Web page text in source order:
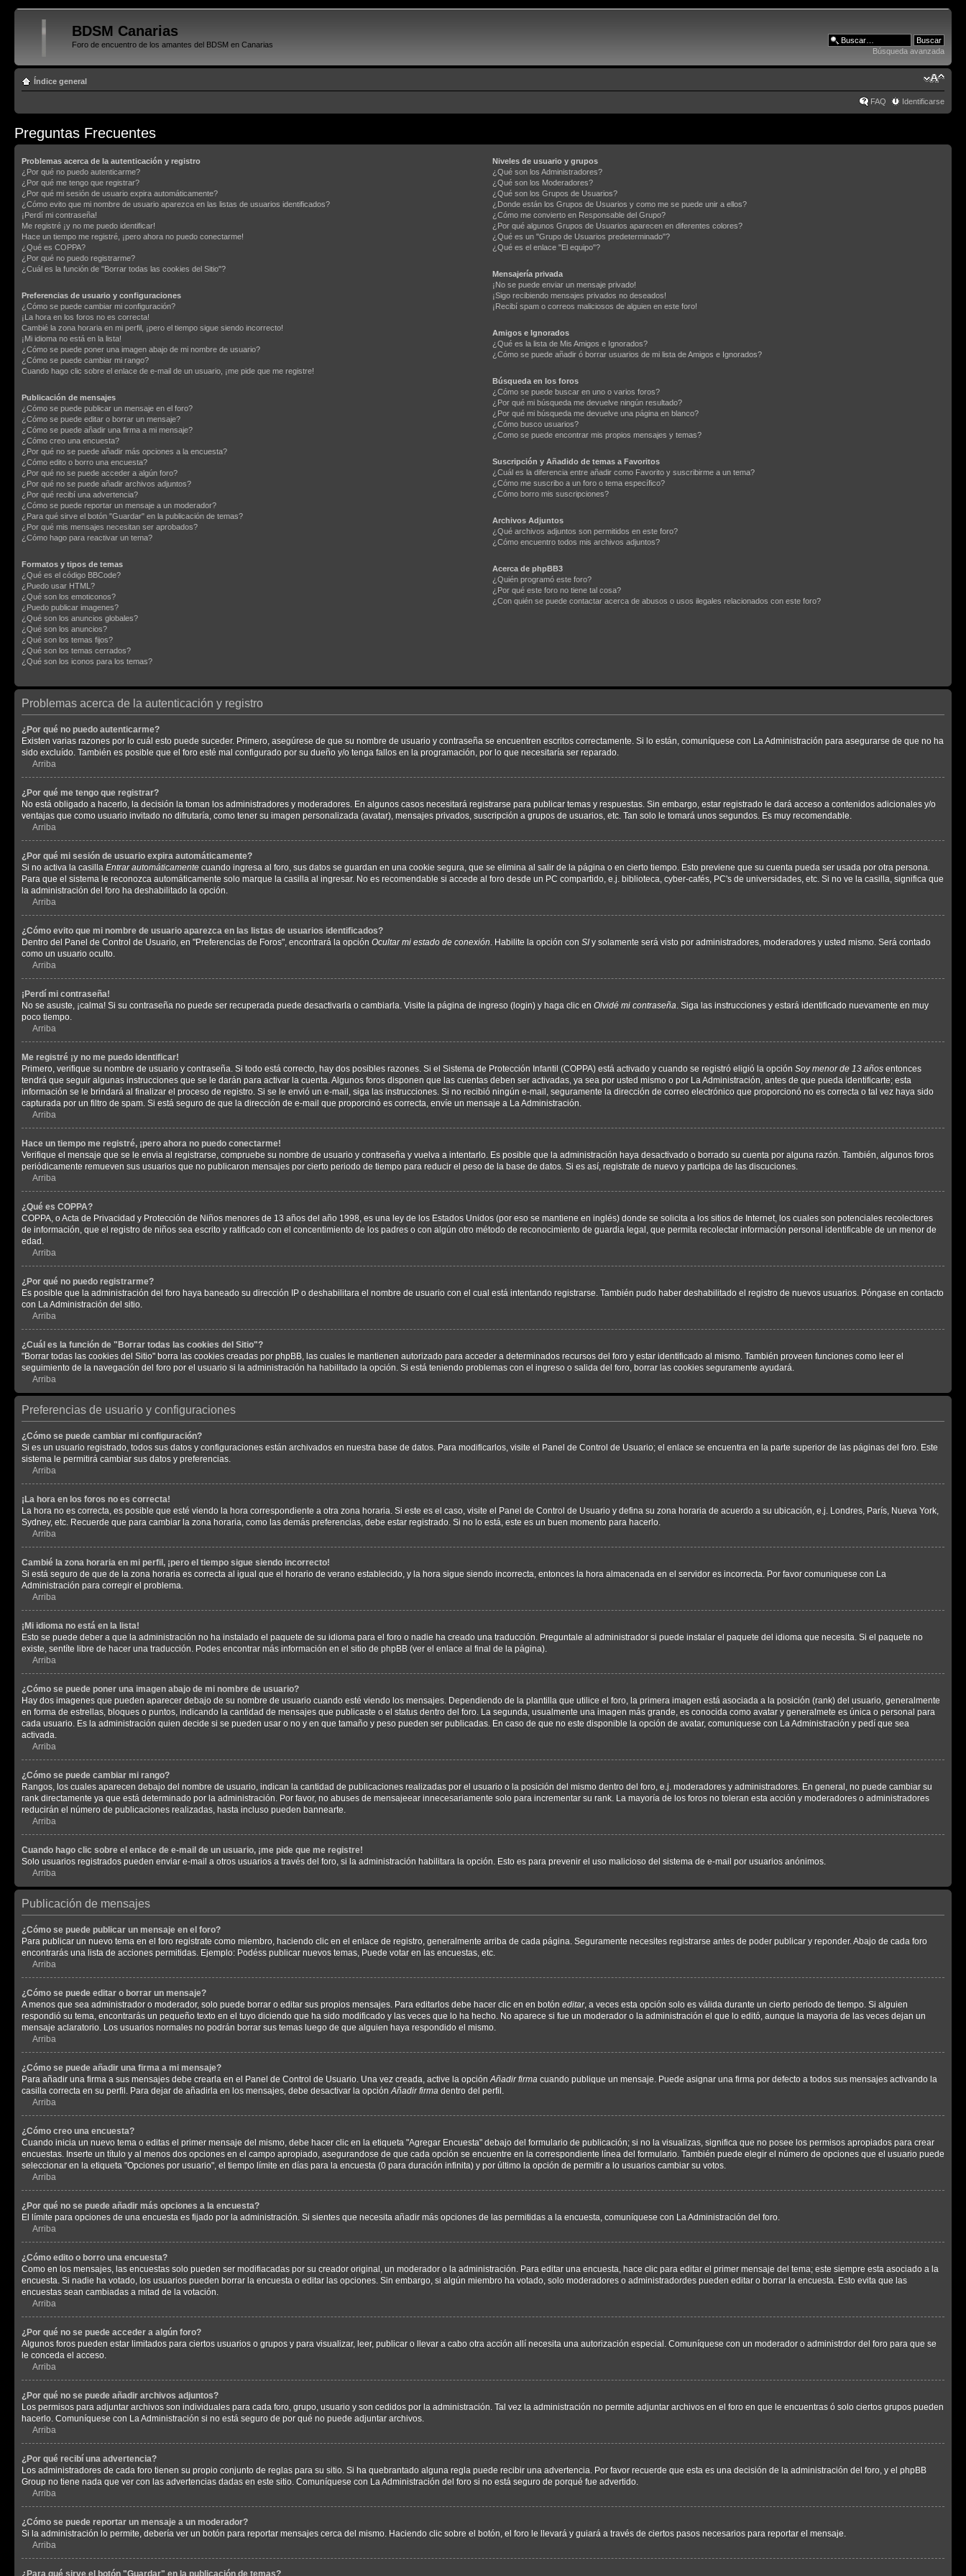
BDSM Canarias
Foro de encuentro de los amantes del BDSM en Canarias
Búsqueda avanzada
Índice general
FAQ Identificarse
Preguntas Frecuentes
Problemas acerca de la autenticación y registro
¿Por qué no puedo autenticarme?
¿Por qué me tengo que registrar?
¿Por qué mi sesión de usuario expira automáticamente?
¿Cómo evito que mi nombre de usuario aparezca en las listas de usuarios identificados?
¡Perdí mi contraseña!
Me registré ¡y no me puedo identificar!
Hace un tiempo me registré, ¡pero ahora no puedo conectarme!
¿Qué es COPPA?
¿Por qué no puedo registrarme?
¿Cuál es la función de "Borrar todas las cookies del Sitio"?
Preferencias de usuario y configuraciones
¿Cómo se puede cambiar mi configuración?
¡La hora en los foros no es correcta!
Cambié la zona horaria en mi perfil, ¡pero el tiempo sigue siendo incorrecto!
¡Mi idioma no está en la lista!
¿Cómo se puede poner una imagen abajo de mi nombre de usuario?
¿Cómo se puede cambiar mi rango?
Cuando hago clic sobre el enlace de e-mail de un usuario, ¡me pide que me registre!
Publicación de mensajes
¿Cómo se puede publicar un mensaje en el foro?
¿Cómo se puede editar o borrar un mensaje?
¿Cómo se puede añadir una firma a mi mensaje?
¿Cómo creo una encuesta?
¿Por qué no se puede añadir más opciones a la encuesta?
¿Cómo edito o borro una encuesta?
¿Por qué no se puede acceder a algún foro?
¿Por qué no se puede añadir archivos adjuntos?
¿Por qué recibí una advertencia?
¿Cómo se puede reportar un mensaje a un moderador?
¿Para qué sirve el botón "Guardar" en la publicación de temas?
¿Por qué mis mensajes necesitan ser aprobados?
¿Cómo hago para reactivar un tema?
Formatos y tipos de temas
¿Qué es el código BBCode?
¿Puedo usar HTML?
¿Qué son los emoticonos?
¿Puedo publicar imagenes?
¿Qué son los anuncios globales?
¿Qué son los anuncios?
¿Qué son los temas fijos?
¿Qué son los temas cerrados?
¿Qué son los iconos para los temas?
Niveles de usuario y grupos
¿Qué son los Administradores?
¿Qué son los Moderadores?
¿Qué son los Grupos de Usuarios?
¿Donde están los Grupos de Usuarios y como me se puede unir a ellos?
¿Cómo me convierto en Responsable del Grupo?
¿Por qué algunos Grupos de Usuarios aparecen en diferentes colores?
¿Qué es un "Grupo de Usuarios predeterminado"?
¿Qué es el enlace "El equipo"?
Mensajería privada
¡No se puede enviar un mensaje privado!
¡Sigo recibiendo mensajes privados no deseados!
¡Recibí spam o correos maliciosos de alguien en este foro!
Amigos e Ignorados
¿Qué es la lista de Mis Amigos e Ignorados?
¿Cómo se puede añadir ó borrar usuarios de mi lista de Amigos e Ignorados?
Búsqueda en los foros
¿Cómo se puede buscar en uno o varios foros?
¿Por qué mi búsqueda me devuelve ningún resultado?
¿Por qué mi búsqueda me devuelve una página en blanco?
¿Cómo busco usuarios?
¿Como se puede encontrar mis propios mensajes y temas?
Suscripción y Añadido de temas a Favoritos
¿Cuál es la diferencia entre añadir como Favorito y suscribirme a un tema?
¿Cómo me suscribo a un foro o tema específico?
¿Cómo borro mis suscripciones?
Archivos Adjuntos
¿Qué archivos adjuntos son permitidos en este foro?
¿Cómo encuentro todos mis archivos adjuntos?
Acerca de phpBB3
¿Quién programó este foro?
¿Por qué este foro no tiene tal cosa?
¿Con quién se puede contactar acerca de abusos o usos ilegales relacionados con este foro?
Problemas acerca de la autenticación y registro
¿Por qué no puedo autenticarme?
Existen varias razones por lo cuál esto puede suceder. Primero, asegúrese de que su nombre de usuario y contraseña se encuentren escritos correctamente. Si lo están, comuníquese con La Administración para asegurarse de que no ha
sido excluído. También es posible que el foro esté mal configurado por su dueño y/o tenga fallos en la programación, por lo que necesitaría ser reparado.
Arriba
¿Por qué me tengo que registrar?
No está obligado a hacerlo, la decisión la toman los administradores y moderadores. En algunos casos necesitará registrarse para publicar temas y respuestas. Sin embargo, estar registrado le dará acceso a contenidos adicionales y/o
ventajas que como usuario invitado no difrutaría, como tener su imagen personalizada (avatar), mensajes privados, suscripción a grupos de usuarios, etc. Tan solo le tomará unos segundos. Es muy recomendable.
Arriba
¿Por qué mi sesión de usuario expira automáticamente?
Si no activa la casilla Entrar automáticamente cuando ingresa al foro, sus datos se guardan en una cookie segura, que se elimina al salir de la página o en cierto tiempo. Esto previene que su cuenta pueda ser usada por otra persona.
Para que el sistema le reconozca automáticamente solo marque la casilla al ingresar. No es recomendable si accede al foro desde un PC compartido, e.j. biblioteca, cyber-cafés, PC's de universidades, etc. Si no ve la casilla, significa que
la administración del foro ha deshabilitado la opción.
Arriba
¿Cómo evito que mi nombre de usuario aparezca en las listas de usuarios identificados?
Dentro del Panel de Control de Usuario, en "Preferencias de Foros", encontrará la opción Ocultar mi estado de conexión . Habilite la opción con SI y solamente será visto por administradores, moderadores y usted mismo. Será contado
como un usuario oculto.
Arriba
¡Perdí mi contraseña!
No se asuste, ¡calma! Si su contraseña no puede ser recuperada puede desactivarla o cambiarla. Visite la página de ingreso (login) y haga clic en Olvidé mi contraseña . Siga las instrucciones y estará identificado nuevamente en muy
poco tiempo.
Arriba
Me registré ¡y no me puedo identificar!
Primero, verifique su nombre de usuario y contraseña. Si todo está correcto, hay dos posibles razones. Si el Sistema de Protección Infantil (COPPA) está activado y cuando se registró eligió la opción Soy menor de 13 años entonces
tendrá que seguir algunas instrucciones que se le darán para activar la cuenta. Algunos foros disponen que las cuentas deben ser activadas, ya sea por usted mismo o por La Administración, antes de que pueda identificarte; esta
información se le brindará al finalizar el proceso de registro. Si se le envió un e-mail, siga las instrucciones. Si no recibió ningún e-mail, seguramente la dirección de correo electrónico que proporcionó no es correcta o tal vez haya sido
capturada por un filtro de spam. Si está seguro de que la dirección de e-mail que proporcinó es correcta, envíe un mensaje a La Administración.
Arriba
Hace un tiempo me registré, ¡pero ahora no puedo conectarme!
Verifique el mensaje que se le envia al registrarse, compruebe su nombre de usuario y contraseña y vuelva a intentarlo. Es posible que la administración haya desactivado o borrado su cuenta por alguna razón. También, algunos foros
periódicamente remueven sus usuarios que no publicaron mensajes por cierto periodo de tiempo para reducir el peso de la base de datos. Si es así, registrate de nuevo y participa de las discuciones.
Arriba
¿Qué es COPPA?
COPPA, o Acta de Privacidad y Protección de Niños menores de 13 años del año 1998, es una ley de los Estados Unidos (por eso se mantiene en inglés) donde se solicita a los sitios de Internet, los cuales son potenciales recolectores
de información, que el registro de niños sea escrito y ratificado con el concentimiento de los padres o con algún otro método de reconocimiento de guardia legal, que permita recolectar información personal identificable de un menor de
edad.
Arriba
¿Por qué no puedo registrarme?
Es posible que la administración del foro haya baneado su dirección IP o deshabilitara el nombre de usuario con el cual está intentando registrarse. También pudo haber deshabilitado el registro de nuevos usuarios. Póngase en contacto
con La Administración del sitio.
Arriba
¿Cuál es la función de "Borrar todas las cookies del Sitio"?
"Borrar todas las cookies del Sitio" borra las cookies creadas por phpBB, las cuales le mantienen autorizado para acceder a determinados recursos del foro y estar identificado al mismo. También proveen funciones como leer el
seguimiento de la navegación del foro por el usuario si la administración ha habilitado la opción. Si está teniendo problemas con el ingreso o salida del foro, borrar las cookies seguramente ayudará.
Arriba
Preferencias de usuario y configuraciones
¿Cómo se puede cambiar mi configuración?
Si es un usuario registrado, todos sus datos y configuraciones están archivados en nuestra base de datos. Para modificarlos, visite el Panel de Control de Usuario; el enlace se encuentra en la parte superior de las páginas del foro. Este
sistema le permitirá cambiar sus datos y preferencias.
Arriba
¡La hora en los foros no es correcta!
La hora no es correcta, es posible que esté viendo la hora correspondiente a otra zona horaria. Si este es el caso, visite el Panel de Control de Usuario y defina su zona horaria de acuerdo a su ubicación, e.j. Londres, París, Nueva York,
Sydney, etc. Recuerde que para cambiar la zona horaria, como las demás preferencias, debe estar registrado. Si no lo está, este es un buen momento para hacerlo.
Arriba
Cambié la zona horaria en mi perfil, ¡pero el tiempo sigue siendo incorrecto!
Si está seguro de que de la zona horaria es correcta al igual que el horario de verano establecido, y la hora sigue siendo incorrecta, entonces la hora almacenada en el servidor es incorrecta. Por favor comuniquese con La
Administración para corregir el problema.
Arriba
¡Mi idioma no está en la lista!
Esto se puede deber a que la administración no ha instalado el paquete de su idioma para el foro o nadie ha creado una traducción. Preguntale al administrador si puede instalar el paquete del idioma que necesita. Si el paquete no
existe, sentíte libre de hacer una traducción. Podes encontrar más información en el sitio de phpBB (ver el enlace al final de la página).
Arriba
¿Cómo se puede poner una imagen abajo de mi nombre de usuario?
Hay dos imagenes que pueden aparecer debajo de su nombre de usuario cuando esté viendo los mensajes. Dependiendo de la plantilla que utilice el foro, la primera imagen está asociada a la posición (rank) del usuario, generalmente
en forma de estrellas, bloques o puntos, indicando la cantidad de mensajes que publicaste o el status dentro del foro. La segunda, usualmente una imagen más grande, es conocida como avatar y generalmete es única o personal para
cada usuario. Es la administración quien decide si se pueden usar o no y en que tamaño y peso pueden ser publicadas. En caso de que no este disponible la opción de avatar, comuniquese con La Administración y pedí que sea
activada.
Arriba
¿Cómo se puede cambiar mi rango?
Rangos, los cuales aparecen debajo del nombre de usuario, indican la cantidad de publicaciones realizadas por el usuario o la posición del mismo dentro del foro, e.j. moderadores y administradores. En general, no puede cambiar su
rank directamente ya que está determinado por la administración. Por favor, no abuses de mensajeear innecesariamente solo para incrementar su rank. La mayoría de los foros no toleran esta acción y moderadores o administradores
reducirán el número de publicaciones realizadas, hasta incluso pueden bannearte.
Arriba
Cuando hago clic sobre el enlace de e-mail de un usuario, ¡me pide que me registre!
Solo usuarios registrados pueden enviar e-mail a otros usuarios a través del foro, si la administración habilitara la opción. Esto es para prevenir el uso malicioso del sistema de e-mail por usuarios anónimos.
Arriba
Publicación de mensajes
¿Cómo se puede publicar un mensaje en el foro?
Para publicar un nuevo tema en el foro registrate como miembro, haciendo clic en el enlace de registro, generalmente arriba de cada página. Seguramente necesites registrarse antes de poder publicar y reponder. Abajo de cada foro
encontrarás una lista de acciones permitidas. Ejemplo: Podéss publicar nuevos temas, Puede votar en las encuestas, etc.
Arriba
¿Cómo se puede editar o borrar un mensaje?
A menos que sea administrador o moderador, solo puede borrar o editar sus propios mensajes. Para editarlos debe hacer clic en en botón editar, a veces esta opción solo es válida durante un cierto periodo de tiempo. Si alguien
respondió su tema, encontrarás un pequeño texto en el tuyo diciendo que ha sido modificado y las veces que lo ha hecho. No aparece si fue un moderador o la administración el que lo editó, aunque la mayoria de las veces dejan un
mensaje aclaratorio. Los usuarios normales no podrán borrar sus temas luego de que alguien haya respondido el mismo.
Arriba
¿Cómo se puede añadir una firma a mi mensaje?
Para añadir una firma a sus mensajes debe crearla en el Panel de Control de Usuario. Una vez creada, active la opción Añadir firma cuando publique un mensaje. Puede asignar una firma por defecto a todos sus mensajes activando la
casilla correcta en su perfil. Para dejar de añadirla en los mensajes, debe desactivar la opción Añadir firma dentro del perfil.
Arriba
¿Cómo creo una encuesta?
Cuando inicia un nuevo tema o editas el primer mensaje del mismo, debe hacer clic en la etiqueta "Agregar Encuesta" debajo del formulario de publicación; si no la visualizas, significa que no posee los permisos apropiados para crear
encuestas. Inserte un título y al menos dos opciones en el campo apropiado, asegurandose de que cada opción se encuentre en la correspondiente línea del formulario. También puede elegir el número de opciones que el usuario puede
seleccionar en la etiqueta "Opciones por usuario", el tiempo límite en días para la encuesta (0 para duración infinita) y por último la opción de permitir a lo usuarios cambiar su votos.
Arriba
¿Por qué no se puede añadir más opciones a la encuesta?
El límite para opciones de una encuesta es fijado por la administración. Si sientes que necesita añadir más opciones de las permitidas a la encuesta, comuníquese con La Administración del foro.
Arriba
¿Cómo edito o borro una encuesta?
Como en los mensajes, las encuestas solo pueden ser modifiacadas por su creador original, un moderador o la administración. Para editar una encuesta, hace clic para editar el primer mensaje del tema; este siempre esta asociado a la
encuesta. Si nadie ha votado, los usuarios pueden borrar la encuesta o editar las opciones. Sin embargo, si algún miembro ha votado, solo moderadores o administradordes pueden editar o borrar la encuesta. Esto evita que las
encuestas sean cambiadas a mitad de la votación.
Arriba
¿Por qué no se puede acceder a algún foro?
Algunos foros pueden estar limitados para ciertos usuarios o grupos y para visualizar, leer, publicar o llevar a cabo otra acción allí necesita una autorización especial. Comuníquese con un moderador o administrdor del foro para que se
le conceda el acceso.
Arriba
¿Por qué no se puede añadir archivos adjuntos?
Los permisos para adjuntar archivos son individuales para cada foro, grupo, usuario y son cedidos por la administración. Tal vez la administración no permite adjuntar archivos en el foro en que le encuentras ó solo ciertos grupos pueden
hacerlo. Comuníquese con La Administración si no está seguro de por qué no puede adjuntar archivos.
Arriba
¿Por qué recibí una advertencia?
Los administradores de cada foro tienen su propio conjunto de reglas para su sitio. Si ha quebrantado alguna regla puede recibir una advertencia. Por favor recuerde que esta es una decisión de la administración del foro, y el phpBB
Group no tiene nada que ver con las advertencias dadas en este sitio. Comuníquese con La Administración del foro si no está seguro de porqué fue advertido.
Arriba
¿Cómo se puede reportar un mensaje a un moderador?
Si la administración lo permite, debería ver un botón para reportar mensajes cerca del mismo. Haciendo clic sobre el botón, el foro le llevará y guiará a través de ciertos pasos necesarios para reportar el mensaje.
Arriba
¿Para qué sirve el botón "Guardar" en la publicación de temas?